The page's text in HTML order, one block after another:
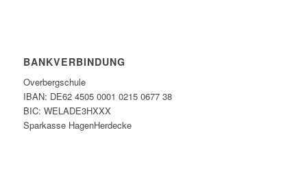
BANKVERBINDUNG
Overbergschule
IBAN: DE62 4505 0001 0215 0677 38
BIC: WELADE3HXXX
Sparkasse HagenHerdecke